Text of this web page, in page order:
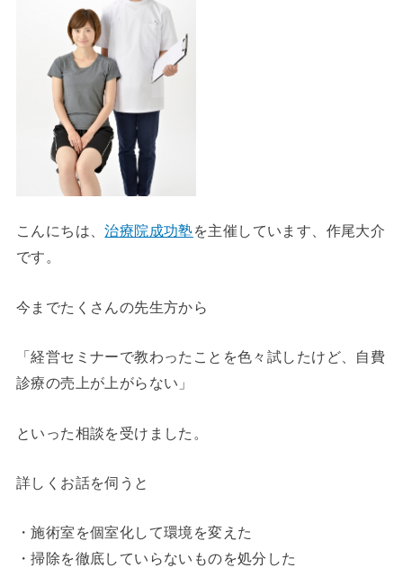
こんにちは、治療院成功塾を主催しています、作尾大介
です。
今までたくさんの先生方から
「経営セミナーで教わったことを色々試したけど、自費
診療の売上が上がらない」
といった相談を受けました。
詳しくお話を伺うと
・施術室を個室化して環境を変えた
・掃除を徹底していらないものを処分した